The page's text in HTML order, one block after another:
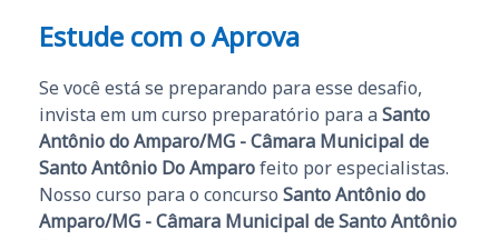
Estude com o Aprova
Se você está se preparando para esse desafio,
invista em um curso preparatório para a Santo
Antônio do Amparo/MG - Câmara Municipal de
Santo Antônio Do Amparofeito por especialistas.
Nosso curso para o concurso Santo Antônio do
Amparo/MG - Câmara Municipal de Santo Antônio